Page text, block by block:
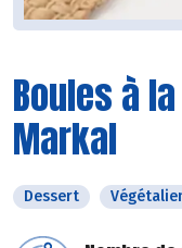
Boules à
Markal
Dessert